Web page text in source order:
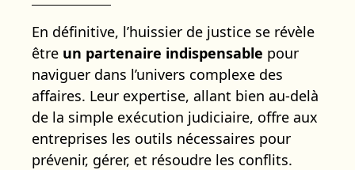
En définitive, l’huissier de justice se révèle
être un partenaire indispensable pour
naviguer dans l’univers complexe des
affaires. Leur expertise, allant bien au-delà
de la simple exécution judiciaire, offre aux
entreprises les outils nécessaires pour
prévenir, gérer, et résoudre les conflits.